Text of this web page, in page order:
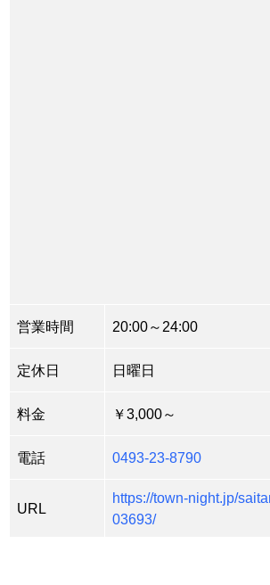
営業時間 20:00～24:00
定休日 日曜日
料金 ￥3,000～
電話 0493-23-8790
URL
https://town-night.jp/
03693/